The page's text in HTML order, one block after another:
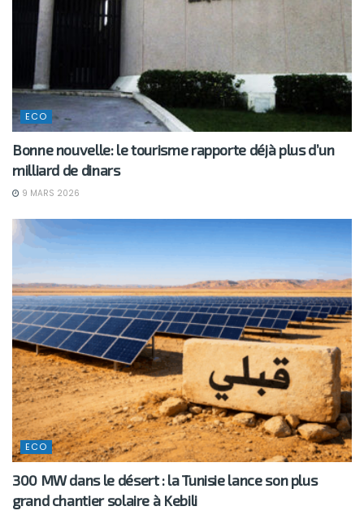
ECO
Bonne nouvelle: le tourisme rapporte déjà plus d’un
milliard de dinars
9 MARS 2026
ECO
300 MW dans le désert : la Tunisie lance son plus
grand chantier solaire à Kebili